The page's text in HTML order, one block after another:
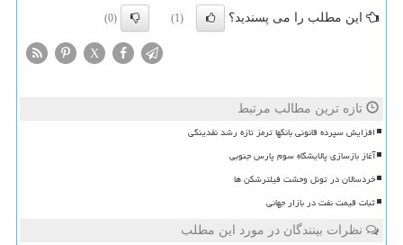
این مطلب را می پسندید؟ (1)
(0)
X
تازه ترین مطالب مرتبط
افزایش سپرده قانونی بانکها ترمز تازه رشد نقدینگی
آغاز بازسازی پالایشگاه سوم پارس جنوبی
خردسالان در تونل وحشت فیلترشکن ها
ثبات قیمت نفت در بازار جهانی
نظرات بینندگان در مورد این مطلب